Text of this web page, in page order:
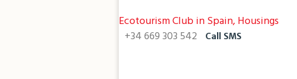
Ecotourism Club in Spain, Housings
+34 669 303 542
Call SMS